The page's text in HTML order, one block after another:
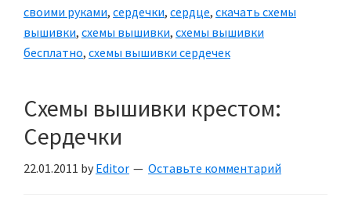
своими руками, сердечки, сердце, скачать схемы
вышивки, схемы вышивки, схемы вышивки
бесплатно, схемы вышивки сердечек
Схемы вышивки крестом:
Сердечки
22.01.2011 by Editor Оставьте комментарий